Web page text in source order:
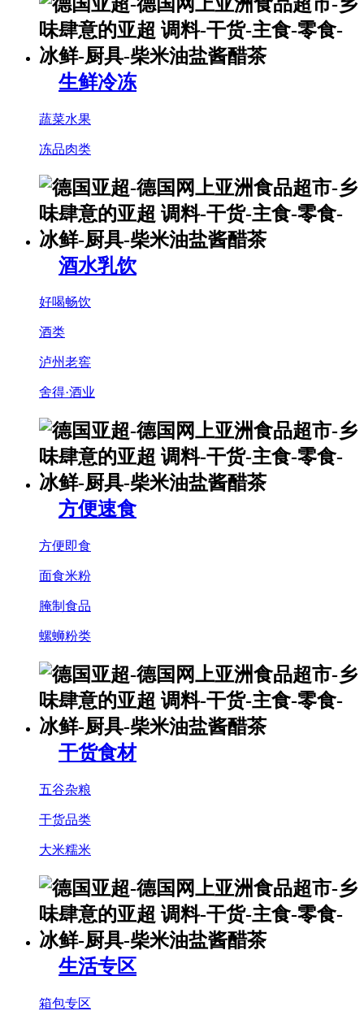
生鲜冷冻
蔬菜水果
冻品肉类
酒水乳饮
好喝畅饮
酒类
泸州老窖
舍得·酒业
方便速食
方便即食
面食米粉
腌制食品
螺蛳粉类
干货食材
五谷杂粮
干货品类
大米糯米
生活专区
箱包专区